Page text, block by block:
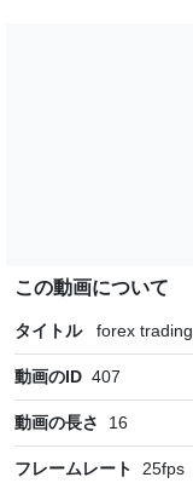
この動画について
タイトル forex trading
動画のID 407
動画の長さ 16
フレームレート 25fps